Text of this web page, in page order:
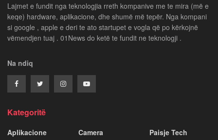
Lajmet e fundit nga teknologjia rreth kompanive me te mira (më e
keqe) hardware, aplikacione, dhe shumë më tepër. Nga kompani
si google , apple e deri te ato startupet e vogla që po kërkojnë
vëmendjen tuaj . 01News do ketë te fundit ne teknologji .
Na ndiq
Kategoritë
Aplikacione
Camera
Paisje Tech